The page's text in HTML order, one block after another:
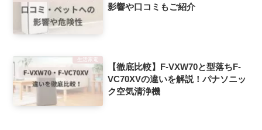
影響や口コミもご紹介
生活家電
【徹底比較】F-VXW70と型落ちF-
VC70XVの違いを解説！パナソニッ
ク空気清浄機